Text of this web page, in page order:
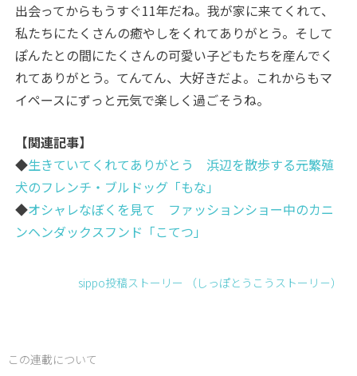
出会ってからもうすぐ11年だね。我が家に来てくれて、
私たちにたくさんの癒やしをくれてありがとう。そして
ぽんたとの間にたくさんの可愛い子どもたちを産んでく
れてありがとう。てんてん、大好きだよ。これからもマ
イペースにずっと元気で楽しく過ごそうね。
【関連記事】
◆生きていてくれてありがとう 浜辺を散歩する元繁殖
犬のフレンチ・ブルドッグ「もな」
◆オシャレなぼくを見て ファッションショー中のカニ
ンヘンダックスフンド「こてつ」
sippo投稿ストーリー （しっぽとうこうストーリ－）
この連載について